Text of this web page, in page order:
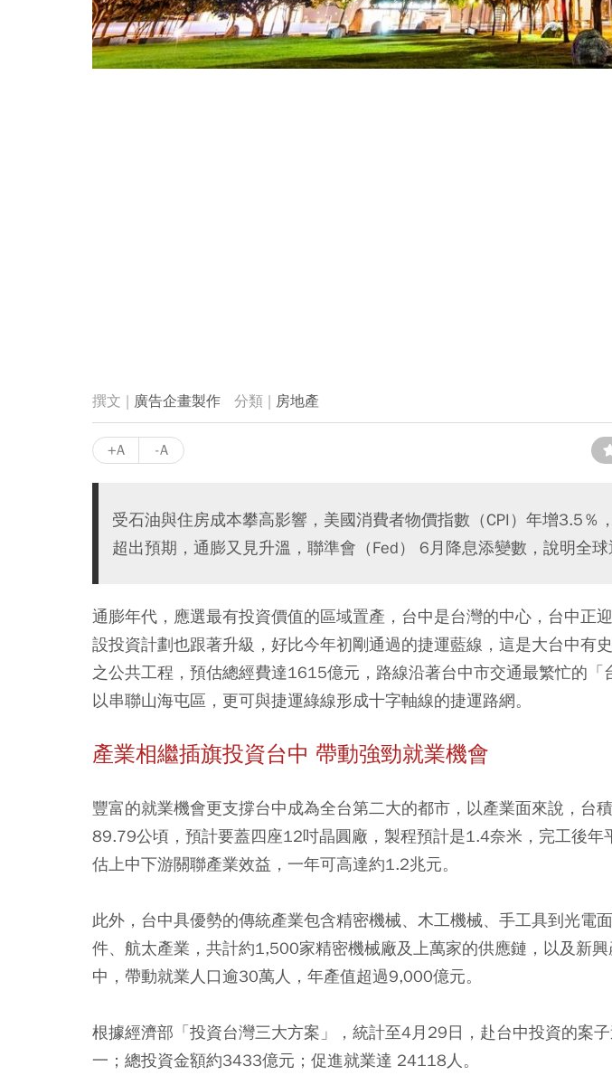
廣告企畫製作 房地產
+A -A
受石油與住房成本攀高影響，美國消費者物價指數（CPI）年增3.5％
超出預期，通膨又見升溫，聯準會（Fed） 6月降息添變數，說明全球
通膨年代，應選最有投資價值的區域置產，台中是台灣的中心，台中正
設投資計劃也跟著升級，好比今年初剛通過的捷運藍線，這是大台中有
之公共工程，預估總經費達1615億元，路線沿著台中市交通最繁忙的「
以串聯山海屯區，更可與捷運綠線形成十字軸線的捷運路網。
產業相繼插旗投資台中 帶動強勁就業機會
豐富的就業機會更支撐台中成為全台第二大的都市，以產業面來說，台
89.79公頃，預計要蓋四座12吋晶圓廠，製程預計是1.4奈米，完工後
估上中下游關聯產業效益，一年可高達約1.2兆元。
此外，台中具優勢的傳統產業包含精密機械、木工機械、手工具到光電
件、航太產業，共計約1,500家精密機械廠及上萬家的供應鏈，以及新
中，帶動就業人口逾30萬人，年產值超過9,000億元。
根據經濟部「投資台灣三大方案」，統計至4月29日，赴台中投資的案
一；總投資金額約3433億元；促進就業達 24118人。